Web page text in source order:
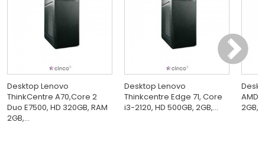
Desktop Lenovo
ThinkCentre A70,Core 2
Duo E7500, HD 320GB, RAM
2GB,...
Desktop Lenovo
Thinkcentre Edge 71, Core
i3-2120, HD 500GB, 2GB,...
AMD
2GB,